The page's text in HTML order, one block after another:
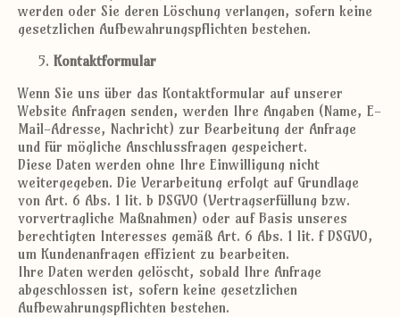
werden oder Sie deren Löschung verlangen, sofern keine
gesetzlichen Aufbewahrungspflichten bestehen.
Kontaktformular
Wenn Sie uns über das Kontaktformular auf unserer
Website Anfragen senden, werden Ihre Angaben (Name, E-
Mail-Adresse, Nachricht) zur Bearbeitung der Anfrage
und für mögliche Anschlussfragen gespeichert.
Diese Daten werden ohne Ihre Einwilligung nicht
weitergegeben. Die Verarbeitung erfolgt auf Grundlage
von Art. 6 Abs. 1 lit. b DSGVO (Vertragserfüllung bzw.
vorvertragliche Maßnahmen) oder auf Basis unseres
berechtigten Interesses gemäß Art. 6 Abs. 1 lit. f DSGVO,
um Kundenanfragen effizient zu bearbeiten.
Ihre Daten werden gelöscht, sobald Ihre Anfrage
abgeschlossen ist, sofern keine gesetzlichen
Aufbewahrungspflichten bestehen.